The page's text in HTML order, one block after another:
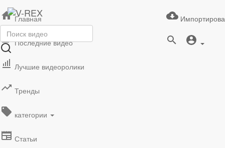
Главная
Последние видео
Лучшие видеоролики
Тренды
категории
Статьи